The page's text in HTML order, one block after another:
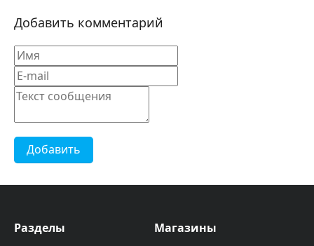
Добавить комментарий
Добавить
Разделы
Магазины